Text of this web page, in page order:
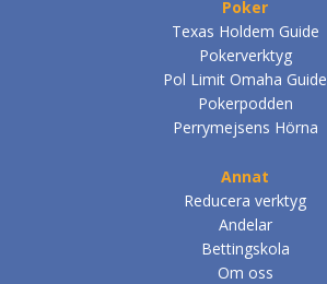
Poker
Texas Holdem Guide
Pokerverktyg
Pol Limit Omaha Guide
Pokerpodden
Perrymejsens Hörna
Annat
Reducera verktyg
Andelar
Bettingskola
Om oss